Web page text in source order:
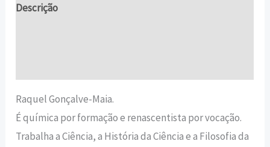
Descrição
Raquel Gonçalve-Maia.
É química por formação e renascentista por vocação.
Trabalha a Ciência, a História da Ciência e a Filosofia da